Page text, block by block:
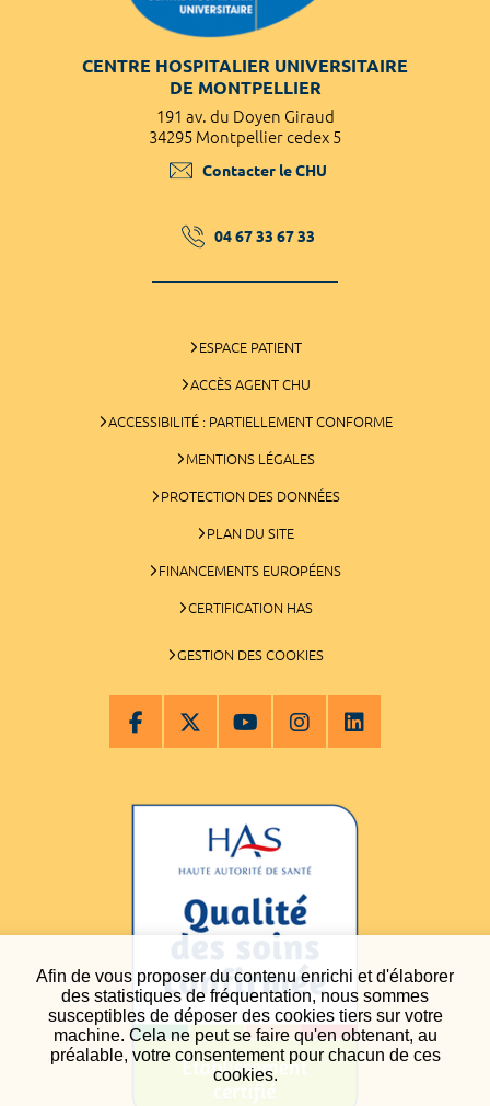
Afin de vous proposer du contenu enrichi et d'élaborer
des statistiques de fréquentation, nous sommes
susceptibles de déposer des cookies tiers sur votre
machine. Cela ne peut se faire qu'en obtenant, au
préalable, votre consentement pour chacun de ces
cookies.
CENTRE HOSPITALIER UNIVERSITAIRE
DE MONTPELLIER
191 av. du Doyen Giraud
34295 Montpellier cedex 5
Contacter le CHU
04 67 33 67 33
ESPACE PATIENT
ACCÈS AGENT CHU
ACCESSIBILITÉ : PARTIELLEMENT CONFORME
MENTIONS LÉGALES
PROTECTION DES DONNÉES
PLAN DU SITE
FINANCEMENTS EUROPÉENS
CERTIFICATION HAS
GESTION DES COOKIES